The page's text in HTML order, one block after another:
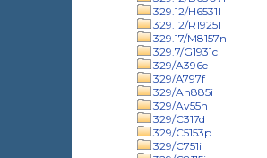
329.12/H6531l
329.12/R1925l
329.17/M8157n
329.7/G1931c
329/A396e
329/A797f
329/An885i
329/Av55h
329/C317d
329/C5153p
329/C751i